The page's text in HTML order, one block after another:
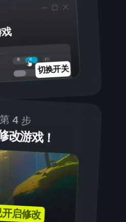
开
关
切换开关
第 4 步
改游戏！
启修改